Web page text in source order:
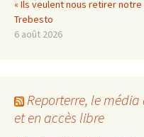
« Ils veulent nous retirer
Trebesto
6 août 2026
Reporterre, le
et en accès libre